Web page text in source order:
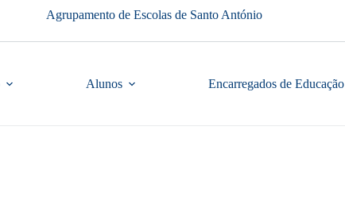
Agrupamento de Escolas de Santo António
Alunos Encarregados de Educação